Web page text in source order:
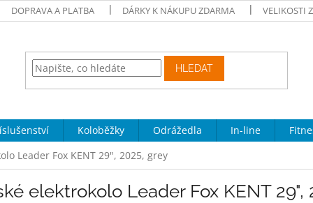
DOPRAVA A PLATBA DÁRKY K NÁKUPU ZDARMA VELIKOSTI
HLEDAT
Koloběžky Odrážedla In-line
Leader Fox KENT 29", 2025, grey
elektrokolo Leader Fox KENT 29",